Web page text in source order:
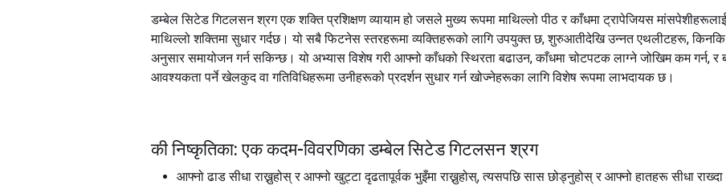
डम्बेल सिटेड गिटलसन श्रग एक शक्ति प्रशिक्षण व्यायाम हो जसले मुख्य रूपमा माथिल्लो पीठ र काँधमा ट्रापेजियस मांसपेशीहरूलाई
माथिल्लो शक्तिमा सुधार गर्दछ। यो सबै फिटनेस स्तरहरूमा व्यक्तिहरूको लागि उपयुक्त छ, शुरुआतीदेखि उन्नत एथलीटहरू,
अनुसार समायोजन गर्न सकिन्छ। यो अभ्यास विशेष गरी आफ्नो काँधको स्थिरता बढाउन, काँधमा चोटपटक लाग्ने जोखिम कम गर्न, र
आवश्यकता पर्ने खेलकुद वा गतिविधिहरूमा उनीहरूको प्रदर्शन सुधार गर्न खोज्नेहरूका लागि विशेष रूपमा लाभदायक छ।
की निष्कृतिका: एक कदम-विवरणिका डम्बेल सिटेड गिटलसन श्रग
आफ्नो ढाड सीधा राख्नुहोस् र आफ्नो खुट्टा दृढतापूर्वक भुइँमा राख्नुहोस्, त्यसपछि सास छोड्नुहोस् र आफ्नो हातहरू सीधा